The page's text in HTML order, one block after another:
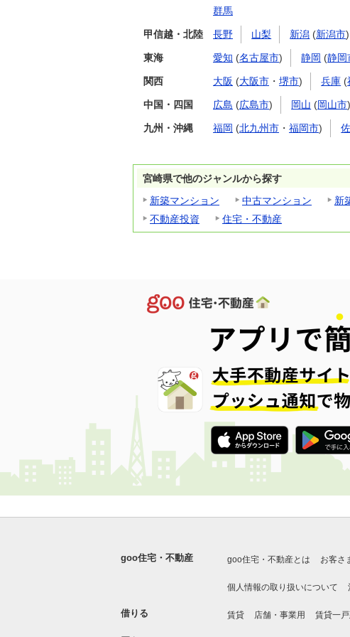
群馬
甲信越・北陸 長野 山梨 新潟 (新潟市)
東海 愛知 (名古屋市) 静岡 (静岡
関西 大阪 (大阪市 ・ 堺市) 兵庫 (
中国・四国 広島 (広島市) 岡山 (岡山市)
九州・沖縄 福岡 (北九州市 ・ 福岡市)
宮崎県で他のジャンルから探す
新築マンション
中古マンション 新
不動産投資
住宅・不動産
goo住宅・不動産 goo住宅・不動産とは お客さ
個人情報の取り扱いについて
借りる 賃貸 店舗・事業用 賃貸一